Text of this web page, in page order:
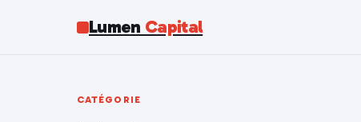
Lumen Capital
CATÉGORIE